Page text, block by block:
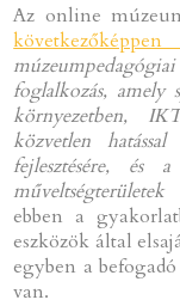
Az online
foglalkozás, amely
környezetben,
közvetlen
fejlesztésére, és
műveltségterületek
ebben a
eszközök által
egyben a
van.